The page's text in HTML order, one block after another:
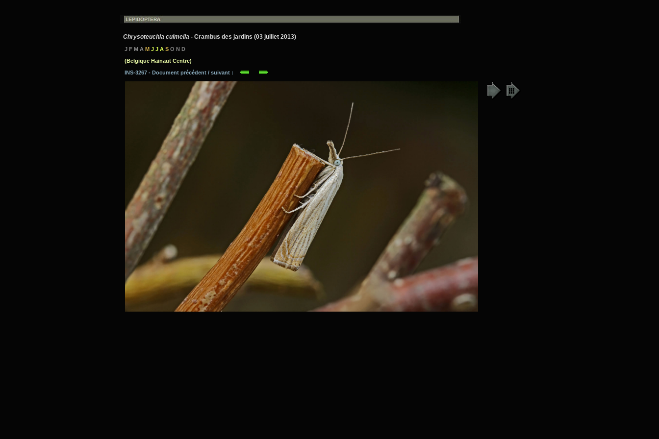
Chrysoteuchia culmella - Crambus des jardins (03 juillet 2013)
J F M A M J J A S O N D
(Belgique Hainaut Centre)
INS-3267 - Document précédent / suivant :